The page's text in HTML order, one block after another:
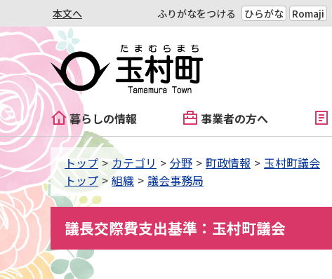
本文へ ふりがなをつける ひらがな Romaji
暮らしの情報 事業者の方へ
トップ カテゴリ 分野 町政情報
玉村町議会
トップ
組織 議会事務局
議長交際費支出基準：玉村町議会